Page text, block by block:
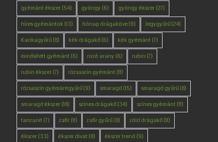
gyémánt ékszer(54) gyöngy (6) gyöngy ékszer(27)
híres gyémántok(13) hónap drágaköve(9) Jegygyűrű(24)
Karikagyűrű(8) kék drágakő(6) kék gyémánt (7)
minősített gyémánt (6) rozé arany (6) rubin (7)
rubin ékszer(7) rózsaszín gyémánt (11)
rózsaszín gyémántgyűrű(9) smaragd (15) smaragd gyűrű(8)
smaragd ékszer(18) színes drágakő(34) színes gyémánt (11)
tanzanit (7) zafír(11) zafír gyűrű(8) zöld drágakő(11)
ékszer(33) ékszer divat (8) ékszer trend (9)